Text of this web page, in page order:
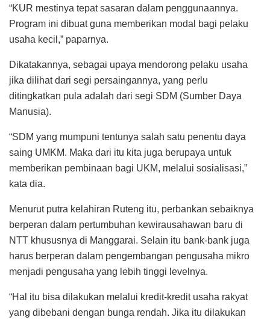
“KUR mestinya tepat sasaran dalam penggunaannya.
Program ini dibuat guna memberikan modal bagi pelaku
usaha kecil,” paparnya.
Dikatakannya, sebagai upaya mendorong pelaku usaha
jika dilihat dari segi persaingannya, yang perlu
ditingkatkan pula adalah dari segi SDM (Sumber Daya
Manusia).
“SDM yang mumpuni tentunya salah satu penentu daya
saing UMKM. Maka dari itu kita juga berupaya untuk
memberikan pembinaan bagi UKM, melalui sosialisasi,”
kata dia.
Menurut putra kelahiran Ruteng itu, perbankan sebaiknya
berperan dalam pertumbuhan kewirausahawan baru di
NTT khususnya di Manggarai. Selain itu bank-bank juga
harus berperan dalam pengembangan pengusaha mikro
menjadi pengusaha yang lebih tinggi levelnya.
“Hal itu bisa dilakukan melalui kredit-kredit usaha rakyat
yang dibebani dengan bunga rendah. Jika itu dilakukan